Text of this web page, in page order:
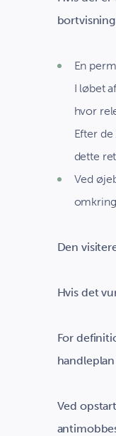
En
I løbet
hvor
Efter
dette
Ved
Den
Hvis det
For
Ved